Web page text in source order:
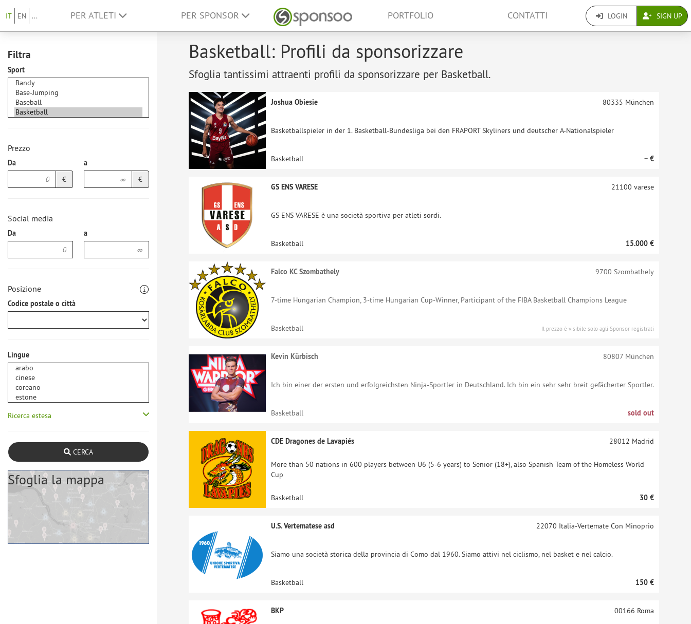
IT EN ... PER ATLETI PER SPONSOR PORTFOLIO CONTATTI LOGIN SIGN UP
Filtra
Sport
Prezzo
Da
€
a
€
Social media
Da a
Posizione
Codice postale o città
Lingue
Ricerca estesa
CERCA
Sfoglia la mappa
Basketball: Profili da sponsorizzare
Sfoglia tantissimi attraenti profili da sponsorizzare per Basketball.
Joshua Obiesie
Basketballspieler in der 1. Basketball-Bundesliga bei den FRAPORT Skyliners und deutscher A-Nationalspieler
80335 München
Basketball – €
GS ENS VARESE
GS ENS VARESE è una società sportiva per atleti sordi.
21100 varese
Basketball 15.000 €
Falco KC Szombathely
7-time Hungarian Champion, 3-time Hungarian Cup-Winner, Participant of the FIBA Basketball Champions League
9700 Szombathely
Basketball Il prezzo è visibile solo agli Sponsor registrati
Kevin Kürbisch
Ich bin einer der ersten und erfolgreichsten Ninja-Sportler in Deutschland. Ich bin ein sehr sehr breit gefächerter Sportler.
80807München
Basketball sold out
CDE Dragones de Lavapiés
More than 50 nations in 600 players between U6 (5-6 years) to Senior (18+), also Spanish Team of the Homeless World
Cup
28012 Madrid
Basketball 30 €
U.S. Vertematese asd
Siamo una società storica della provincia di Como dal 1960. Siamo attivi nel ciclismo, nel basket e nel calcio.
22070 Italia-Vertemate Con Minoprio
Basketball 150 €
BKP 00166 Roma